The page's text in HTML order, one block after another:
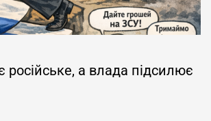
російське, а влада підсилює